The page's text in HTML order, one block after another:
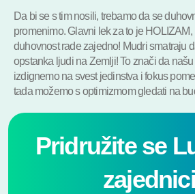
Da bi se s tim nosili, trebamo da se
promenimo. Glavni lek za to je
duhovnost rade zajedno! Mudri smatraju
opstanka ljudi na Zemlji! To znači da
izdignemo na svest jedinstva i fokus
tada možemo s optimizmom gledati na
Pridružite se